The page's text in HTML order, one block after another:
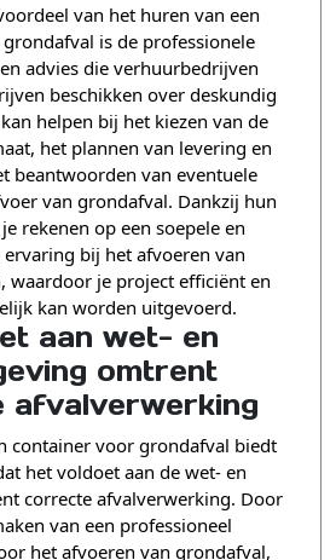
van het huren van een
is de professionele
advies die verhuurbedrijven
beschikken over deskundig
helpen bij het kiezen van de
het plannen van levering en
beantwoorden van eventuele
van grondafval. Dankzij hun
rekenen op een soepele en
bij het afvoeren van
waardoor je project efficiënt en
kan worden uitgevoerd.
aan wet- en
omtrent
afvalverwerking
container voor grondafval biedt
het voldoet aan de wet- en
correcte afvalverwerking. Door
van een professioneel
het afvoeren van grondafval,